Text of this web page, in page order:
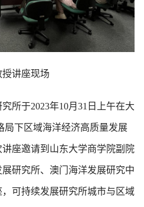
授讲座现场
所于2023年10月31日上午在大
局下区域海洋经济高质量发展
座邀请到山东大学商学院副院
研究所、澳门海洋发展研究中
可持续发展研究所城市与区域